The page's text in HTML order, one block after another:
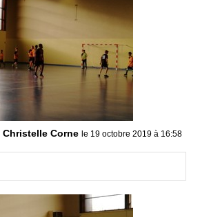
Christelle Corne le 19 octobre 2019 à 16:58